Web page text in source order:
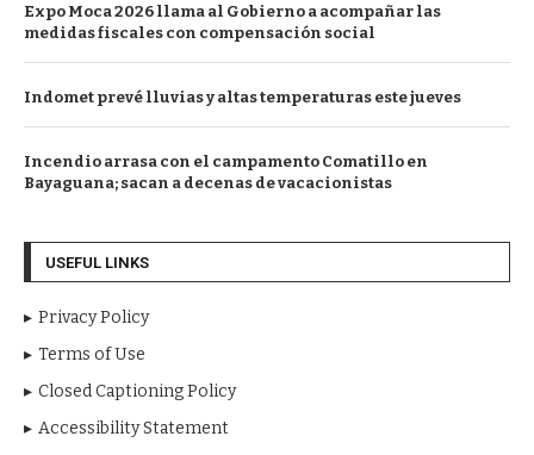
Expo Moca 2026 llama al Gobierno a acompañar las
medidas fiscales con compensación social
Indomet prevé lluvias y altas temperaturas este jueves
Incendio arrasa con el campamento Comatillo en
Bayaguana; sacan a decenas de vacacionistas
USEFUL LINKS
Privacy Policy
Terms of Use
Closed Captioning Policy
Accessibility Statement